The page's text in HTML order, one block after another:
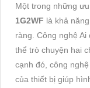
Một trong những
1G2WF là khả
ràng. Công nghệ
thể trò chuyện hai
cạnh đó, công
của thiết bị giúp